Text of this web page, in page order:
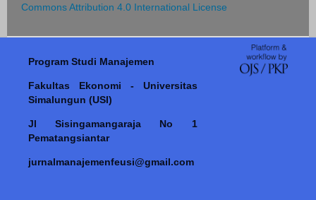
Commons Attribution 4.0 International License
Program Studi Manajemen
Fakultas Ekonomi - Universitas
Simalungun (USI)
Jl Sisingamangaraja No 1
Pematangsiantar
jurnalmanajemenfeusi@gmail.com